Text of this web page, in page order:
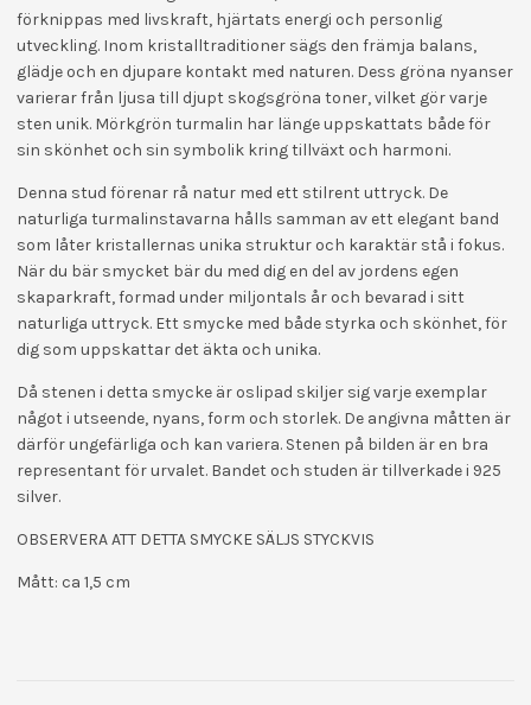
förknippas med livskraft, hjärtats energi och personlig
utveckling. Inom kristalltraditioner sägs den främja balans,
glädje och en djupare kontakt med naturen. Dess gröna nyanser
varierar från ljusa till djupt skogsgröna toner, vilket gör varje
sten unik. Mörkgrön turmalin har länge uppskattats både för
sin skönhet och sin symbolik kring tillväxt och harmoni.
Denna stud förenar rå natur med ett stilrent uttryck. De
naturliga turmalinstavarna hålls samman av ett elegant band
som låter kristallernas unika struktur och karaktär stå i fokus.
När du bär smycket bär du med dig en del av jordens egen
skaparkraft, formad under miljontals år och bevarad i sitt
naturliga uttryck. Ett smycke med både styrka och skönhet, för
dig som uppskattar det äkta och unika.
Då stenen i detta smycke är oslipad skiljer sig varje exemplar
något i utseende, nyans, form och storlek. De angivna måtten är
därför ungefärliga och kan variera. Stenen på bilden är en bra
representant för urvalet. Bandet och studen är tillverkade i 925
silver.
OBSERVERA ATT DETTA SMYCKE SÄLJS STYCKVIS
Mått: ca 1,5 cm